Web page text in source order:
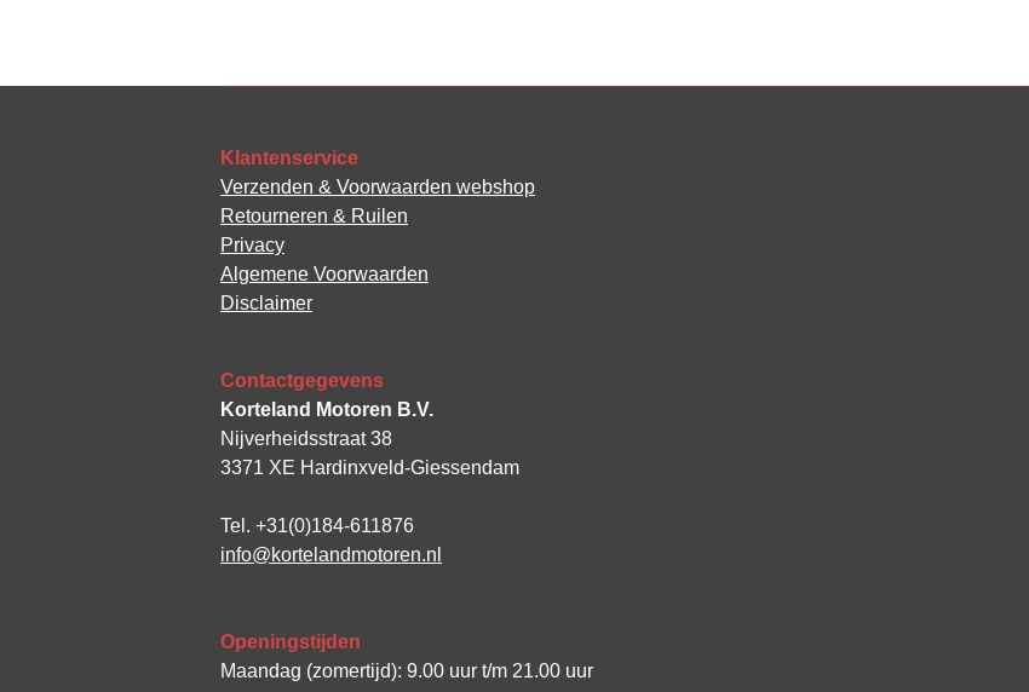
Klantenservice
Verzenden & Voorwaarden webshop
Retourneren & Ruilen
Privacy
Algemene Voorwaarden
Disclaimer
Contactgegevens
Korteland Motoren B.V.
Nijverheidsstraat 38
3371 XE Hardinxveld-Giessendam
Tel. +31(0)184-611876
info@kortelandmotoren.nl
Openingstijden
Maandag (zomertijd): 9.00 uur t/m 21.00 uur